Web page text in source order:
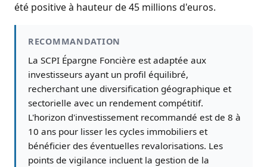
été positive à hauteur de 45 millions d'euros.
RECOMMANDATION
La SCPI Épargne Foncière est adaptée aux
investisseurs ayant un profil équilibré,
recherchant une diversification géographique et
sectorielle avec un rendement compétitif.
L'horizon d'investissement recommandé est de 8 à
10 ans pour lisser les cycles immobiliers et
bénéficier des éventuelles revalorisations. Les
points de vigilance incluent la gestion de la